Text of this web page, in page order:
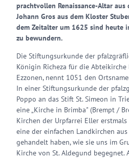
prachtvollen Renaissance-Altar
Johann Gros aus dem Kloster
dem Zeitalter um 1625 sind heute
zu bewundern.
Die Stiftungsurkunde der
Königin Richeza für die Abteikirche
Ezzonen, nennt 1051 den
In einer Stiftungsurkunde der
Poppo an das Stift St. Simeon in
eine „Kirche in Brimba" (Brempt /
Kirchen der Urpfarrei Eller
eine der einfachen Landkirchen
gehandelt haben, wie sie uns im
Kirche von St. Aldegund begegnet.